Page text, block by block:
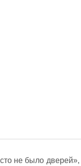
не было дверей»,